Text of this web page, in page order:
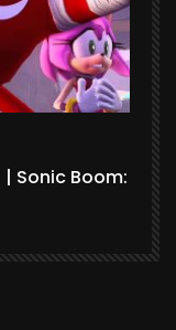
Sonic Boom: